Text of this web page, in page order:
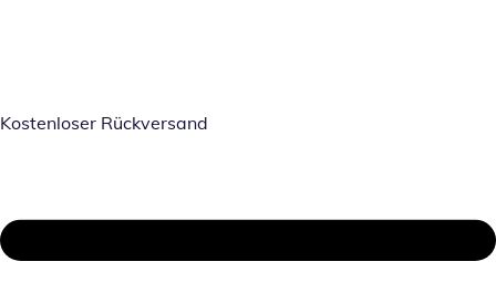
Kostenloser Rückversand